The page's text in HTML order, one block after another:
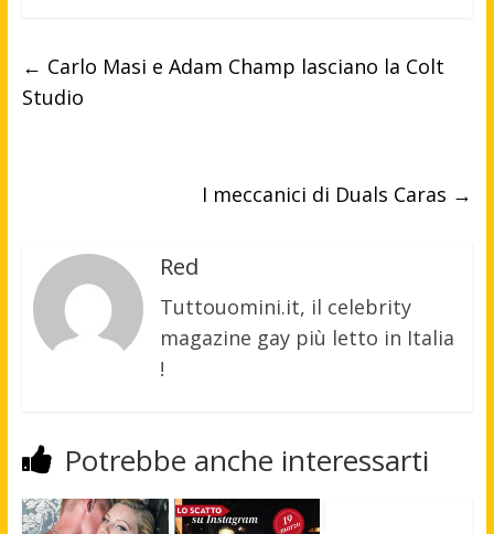
← Carlo Masi e Adam Champ lasciano la Colt
Studio
I meccanici di Duals Caras →
Red
Tuttouomini.it, il celebrity
magazine gay più letto in Italia
!
Potrebbe anche interessarti